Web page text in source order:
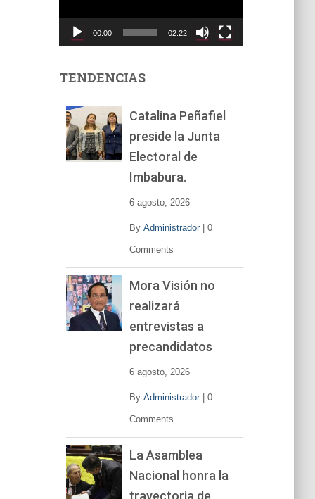
t
00:00 02:22
TENDENCIAS
Catalina Peñafiel
preside la Junta
Electoral de
Imbabura.
6 agosto, 2026
By Administrador| 0
Comments
Mora Visión no
realizará
entrevistas a
precandidatos
6 agosto, 2026
By Administrador| 0
Comments
La Asamblea
Nacional honra la
trayectoria de